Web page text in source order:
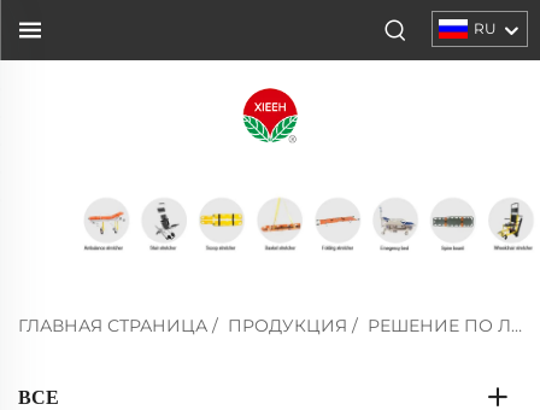
RU
ГЛАВНАЯ СТРАНИЦА / ПРОДУКЦИЯ / РЕШЕНИЕ ПО ЛЕСТНИЦЕ
ВСЕ